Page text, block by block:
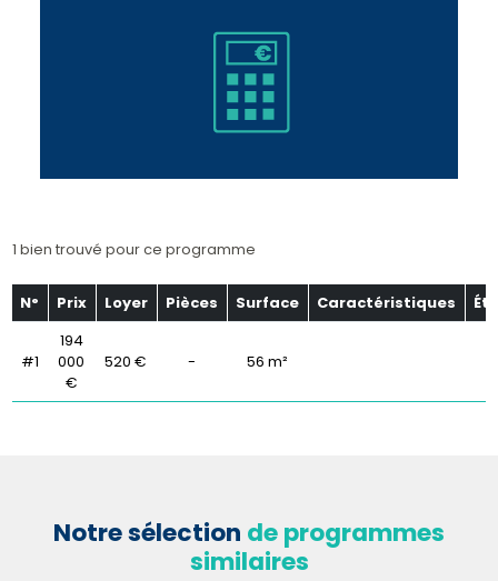
1 bien trouvé pour ce programme
N° Prix Loyer Pièces Surface Caractéristiques
#1
194
000
€
520 € - 56 m²
Notre sélection de programmes
similaires